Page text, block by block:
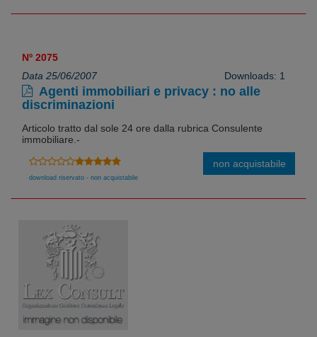
Nº 2075
Data 25/06/2007
Downloads: 1
Agenti immobiliari e privacy : no alle
discriminazioni
Articolo tratto dal sole 24 ore dalla rubrica Consulente
immobiliare.-
download riservato - non acquistabile
non acquistabile